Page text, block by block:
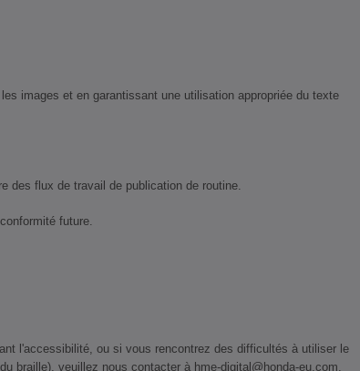
images et en garantissant une utilisation appropriée du texte
des flux de travail de publication de routine.
future.
l'accessibilité, ou si vous rencontrez des difficultés à utiliser le
braille), veuillez nous contacter à hme-digital@honda-eu.com.